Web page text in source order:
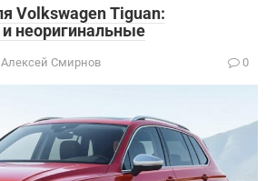
Volkswagen Tiguan:
неоригинальные
Алексей Смирнов 0